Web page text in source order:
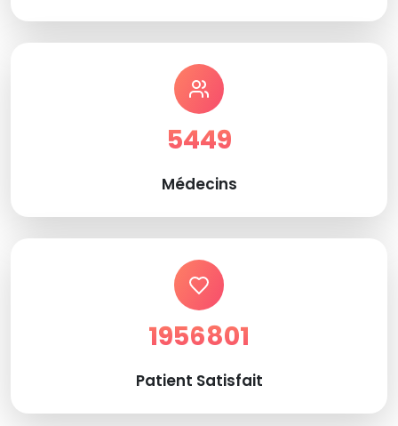
5449
Médecins
1956801
Patient Satisfait